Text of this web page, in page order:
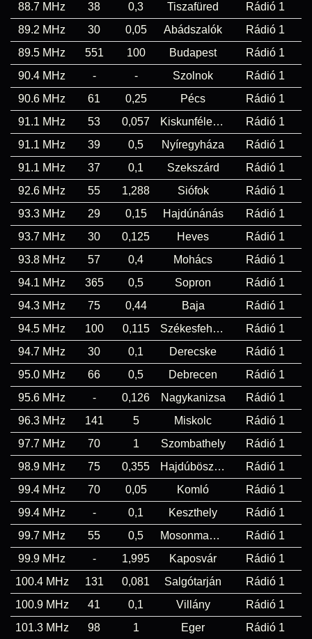
88.7 MHz
38 0,3 Tiszafüred
Rádió 1
89.2 MHz
30 0,05 Abádszalók
Rádió 1
89.5 MHz
551 100 Budapest
Rádió 1
90.4 MHz
- - Szolnok
Rádió 1
90.6 MHz
61 0,25 Pécs
Rádió 1
91.1 MHz
53 0,057 Kiskunfélegyháza
Rádió 1
91.1 MHz
39 0,5 Nyíregyháza
Rádió 1
91.1 MHz
37 0,1 Szekszárd
Rádió 1
92.6 MHz
55 1,288 Siófok
Rádió 1
93.3 MHz
29 0,15 Hajdúnánás
Rádió 1
93.7 MHz
30 0,125 Heves
Rádió 1
93.8 MHz
57 0,4 Mohács
Rádió 1
94.1 MHz
365 0,5 Sopron
Rádió 1
94.3 MHz
75 0,44 Baja
Rádió 1
94.5 MHz
100 0,115 Székesfehérvár
Rádió 1
94.7 MHz
30 0,1 Derecske
Rádió 1
95.0 MHz
66 0,5 Debrecen
Rádió 1
95.6 MHz
- 0,126 Nagykanizsa
Rádió 1
96.3 MHz
141 5 Miskolc
Rádió 1
97.7 MHz
70 1 Szombathely
Rádió 1
98.9 MHz
75 0,355 Hajdúböszörmény
Rádió 1
99.4 MHz
70 0,05 Komló
Rádió 1
99.4 MHz
- 0,1 Keszthely
Rádió 1
99.7 MHz
55 0,5 Mosonmagyaróvár
Rádió 1
99.9 MHz
- 1,995 Kaposvár
Rádió 1
100.4 MHz
131 0,081 Salgótarján
Rádió 1
100.9 MHz
41 0,1 Villány
Rádió 1
101.3 MHz
98 1 Eger Rádió 1